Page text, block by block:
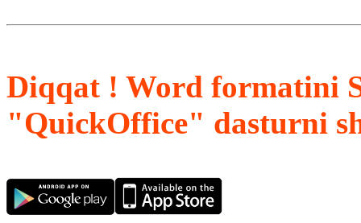
Diqqat ! Word formatini
"QuickOffice" dasturni